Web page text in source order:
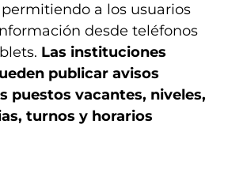
permitiendo a los usuarios
desde teléfonos
Las instituciones
publicar avisos
puestos vacantes, niveles,
turnos y horarios